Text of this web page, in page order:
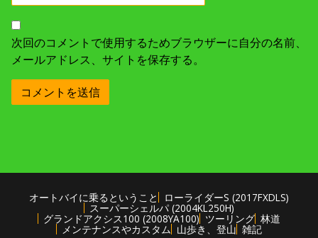
次回のコメントで使用するためブラウザーに自分の名前、
メールアドレス、サイトを保存する。
オートバイに乗るということ ローライダーS (2017FXDLS)
スーパーシェルパ (2004KL250H)
グランドアクシス100 (2008YA100) ツーリング 林道
メンテナンスやカスタム 山歩き、登山 雑記